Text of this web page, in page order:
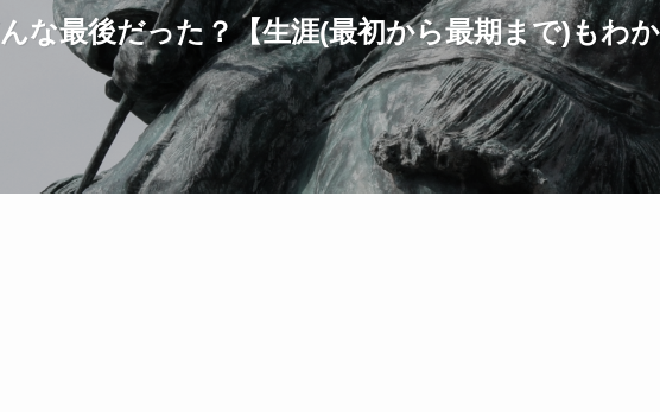
な最後だった？【生涯(最初から最期まで)もわ